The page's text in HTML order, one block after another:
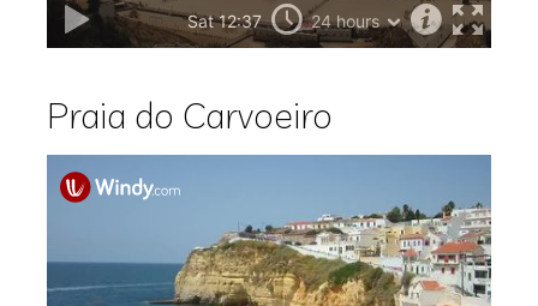
Praia do Carvoeiro